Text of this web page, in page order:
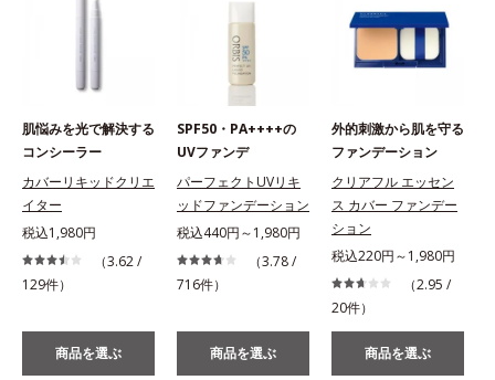
肌悩みを光で解決する
コンシーラー
カバーリキッドクリエ
イター
税込1,980円
（3.62 /
129件）
商品を選ぶ
SPF50・PA++++の
UVファンデ
パーフェクトUVリキ
ッドファンデーション
税込440円～1,980円
（3.78 /
716件）
商品を選ぶ
外的刺激から肌を守る
ファンデーション
クリアフル エッセン
ス カバー ファンデー
ション
税込220円～1,980円
（2.95 /
20件）
商品を選ぶ